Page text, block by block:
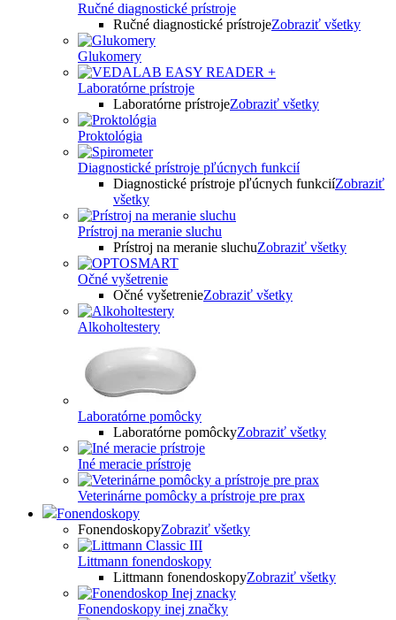
Ručné diagnostické prístroje
Ručné diagnostické prístrojeZobraziť všetky
Glukomery
Laboratórne prístroje
Laboratórne prístrojeZobraziť všetky
Proktológia
Diagnostické prístroje pľúcnych funkcií
Diagnostické prístroje pľúcnych funkciíZobraziť
všetky
Prístroj na meranie sluchu
Prístroj na meranie sluchuZobraziť všetky
Očné vyšetrenie
Očné vyšetrenieZobraziť všetky
Alkoholtestery
Laboratórne pomôcky
Laboratórne pomôckyZobraziť všetky
Iné meracie prístroje
Veterinárne pomôcky a prístroje pre prax
Fonendoskopy
FonendoskopyZobraziť všetky
Littmann fonendoskopy
Littmann fonendoskopyZobraziť všetky
Fonendoskopy inej značky